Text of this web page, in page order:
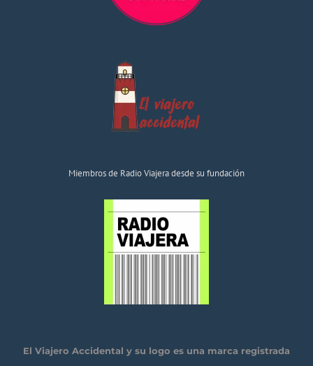
Miembros de Radio Viajera desde su fundación
El Viajero Accidental y su logo es una marca registrada